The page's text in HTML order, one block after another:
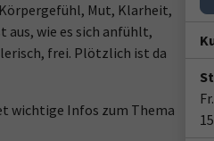
Mut, Klarheit,
wie es sich anfühlt,
frei. Plötzlich ist da
wichtige Infos zum Thema